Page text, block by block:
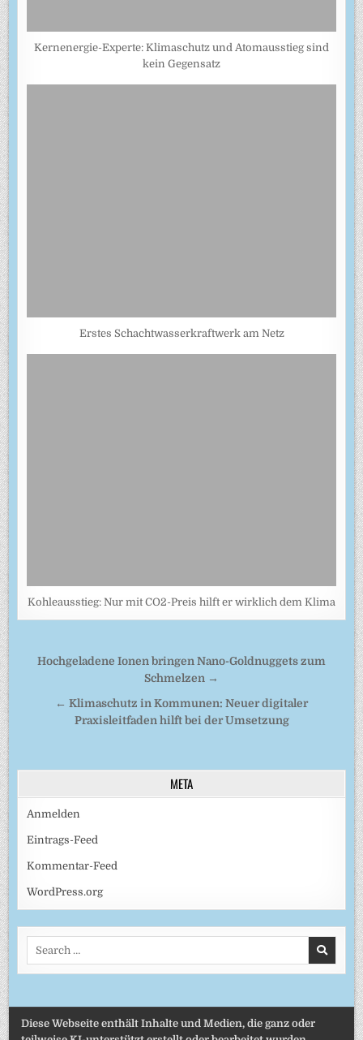
Kernenergie-Experte: Klimaschutz und Atomausstieg sind
kein Gegensatz
Erstes Schachtwasserkraftwerk am Netz
Kohleausstieg: Nur mit CO2-Preis hilft er wirklich dem Klima
Beitragsnavigation
Hochgeladene Ionen bringen Nano-Goldnuggets zum
Schmelzen →
← Klimaschutz in Kommunen: Neuer digitaler
Praxisleitfaden hilft bei der Umsetzung
META
Anmelden
Eintrags-Feed
Kommentar-Feed
WordPress.org
Diese Webseite enthält Inhalte und Medien, die ganz oder